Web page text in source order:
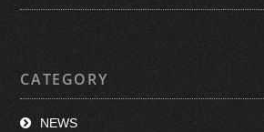
CATEGORY
NEWS